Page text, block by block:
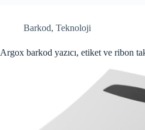
Barkod,Teknoloji
Argox barkod yazıcı, etiket ve ribon